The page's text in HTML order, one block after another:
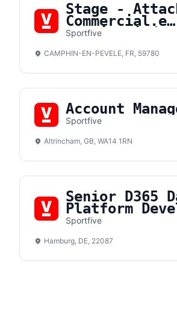
Stage - Attaché.e
Commercial.e
Hospitalité F/
Sportfive
CAMPHIN-EN-PEVELE, FR, 59780
Account
Sportfive
Altrincham, GB, WA14 1RN
Senior D365
Platform
(m/f/d)
Sportfive
Hamburg, DE, 22087